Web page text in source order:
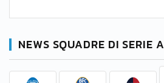
NEWS SQUADRE DI SERIE A